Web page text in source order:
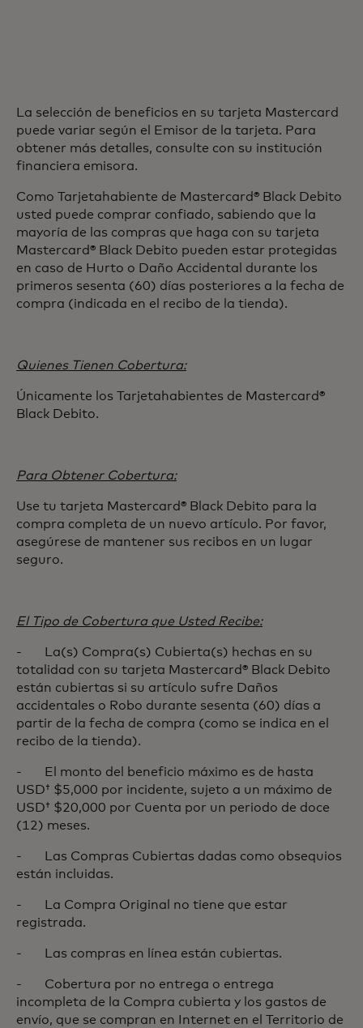
La selección de beneficios en su tarjeta Mastercard
puede variar según el Emisor de la tarjeta. Para
obtener más detalles, consulte con su institución
financiera emisora.
Como Tarjetahabiente de Mastercard® Black Debito
usted puede comprar confiado, sabiendo que la
mayoría de las compras que haga con su tarjeta
Mastercard® Black Debito pueden estar protegidas
en caso de Hurto o Daño Accidental durante los
primeros sesenta (60) días posteriores a la fecha de
compra (indicada en el recibo de la tienda).
Quienes Tienen Cobertura:
Únicamente los Tarjetahabientes de Mastercard®
Black Debito.
Para Obtener Cobertura:
Use tu tarjeta Mastercard® Black Debito para la
compra completa de un nuevo artículo. Por favor,
asegúrese de mantener sus recibos en un lugar
seguro.
El Tipo de Cobertura que Usted Recibe:
- La(s) Compra(s) Cubierta(s) hechas en su
totalidad con su tarjeta Mastercard® Black Debito
están cubiertas si su artículo sufre Daños
accidentales o Robo durante sesenta (60) días a
partir de la fecha de compra (como se indica en el
recibo de la tienda).
- El monto del beneficio máximo es de hasta
USD† $5,000 por incidente, sujeto a un máximo de
USD† $20,000 por Cuenta por un periodo de doce
(12) meses.
- Las Compras Cubiertas dadas como obsequios
están incluidas.
- La Compra Original no tiene que estar
registrada.
- Las compras en línea están cubiertas.
- Cobertura por no entrega o entrega
incompleta de la Compra cubierta y los gastos de
envío, que se compran en Internet en el Territorio de